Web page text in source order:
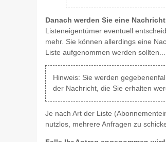
Danach werden Sie eine
Listeneigentümer eventuell
mehr. Sie können allerdings eine
Liste aufgenommen werden sollten...
Hinweis: Sie werden
der Nachricht, die Sie erhalten
Je nach Art der Liste
nutzlos, mehrere Anfragen zu